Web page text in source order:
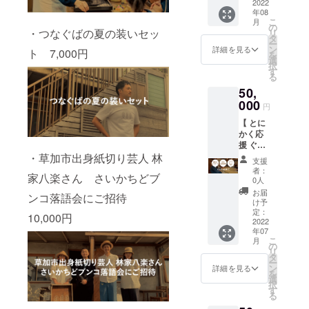
・つなぐばの夏の装いセッ
ト 7,000円
・草加市出身紙切り芸人 林
家八楽さん さいかちどブ
ンコ落語会にご招待
10,000円
サイズ
を希望
される
備考欄
にその
ださい
※ オリ
ジナル
手ぬぐ
い、本
体：
W900×
350mm
、素
材：木
※【必須
事項】
支援
時、お
掲載を
希望さ
名前を
※ 焼き
菓子の
原材料
ツ麦、
ライ麦
ツ、砂
糖、小
麦粉、
乾燥果
実
（レー
ズン、
りん
ご）な
ど）及
び添加
物等の
食品表
示はお
渡し商
ベルに
表記さ
セージ
・オリ
ジナル
手ぬぐ
い1枚
・さい
かちど
ブンコ
HP内に
お名前
を記載
▼落語
会詳細
・開催
日：
2022年
8月13日
(土)
18:00（
予定）
※【必須
事項】
支援
ちを込
めて御
礼の
メッ
セージ
イトの
メッ
セージ
にてお
送りさ
せてい
ただき
ます。)
・さい
かちど
ブンコ
HP内に
お名前
を記載
※【必須
事項】
支援
ぐばに
行った
ことが
ないと
いうあ
なたへ
送る初
つなぐ
ばセッ
ト。
シェア
アトリ
エつな
ぐばの
季刊
誌、さ
いかち
どブン
コの案
内、オ
リジナ
ルグッ
ズなど
全てを
年08
月
詳細を見る
こ
の
リ
タ
ー
ン
を
選
択
す
る
50,
000 円
【 とに
かく応
援 ぐ】
本プロ
ジェク
トをと
にかく
応援し
たい方
向けの
リター
ンで
す！
OPEN
したら
写真を
支援
者：
0人
お届
け予
定：
2022
年07
月
詳細を見る
こ
の
リ
タ
ー
ン
を
選
択
す
る